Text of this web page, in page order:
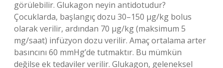
görülebilir. Glukagon neyin antidotudur?
Çocuklarda, başlangıç ​​dozu 30–150 µg/kg bolus
olarak verilir, ardından 70 µg/kg (maksimum 5
mg/saat) infüzyon dozu verilir. Amaç ortalama arter
basıncını 60 mmHg’de tutmaktır. Bu mümkün
değilse ek tedaviler verilir. Glukagon, geleneksel